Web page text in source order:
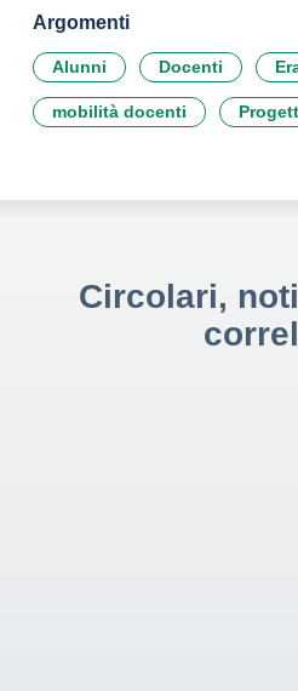
Argomenti
Alunni Docenti
mobilità docenti
Circolari,